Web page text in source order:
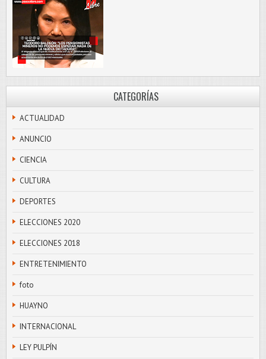
CATEGORÍAS
ACTUALIDAD
ANUNCIO
CIENCIA
CULTURA
DEPORTES
ELECCIONES 2020
ELECCIONES 2018
ENTRETENIMIENTO
foto
HUAYNO
INTERNACIONAL
LEY PULPÍN